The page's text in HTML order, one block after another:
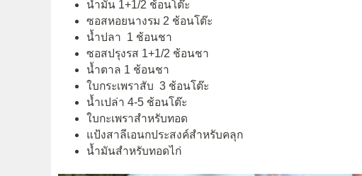
น้ำมัน 1+1/2 ช้อนโต๊ะ
ซอสหอยนางรม 2 ช้อนโต๊ะ
น้ำปลา 1 ช้อนชา
ซอสปรุงรส 1+1/2 ช้อนชา
น้ำตาล 1 ช้อนชา
ใบกระเพราสับ 3 ช้อนโต๊ะ
น้ำเปล่า 4-5 ช้อนโต๊ะ
ใบกะเพราสำหรับทอด
แป้งสาลีเอนกประสงค์สำหรับคลุก
น้ำมันสำหรับทอดไก่